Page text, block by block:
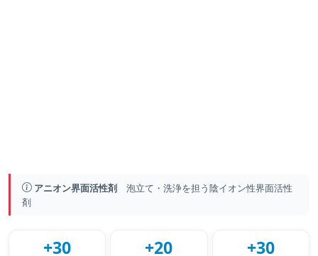
アニオン界面活性剤 泡立て・洗浄を担う陰イオン性界面活性
剤
+30 +20 +30